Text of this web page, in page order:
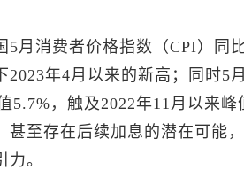
5月消费者价格指数（CPI）同
2023年4月以来的新高；同时5
5.7%，触及2022年11月以来
甚至存在后续加息的潜在可能
。